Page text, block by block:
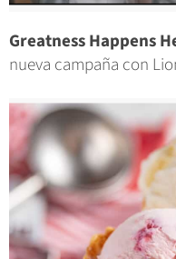
Greatness Happens
nueva campaña con